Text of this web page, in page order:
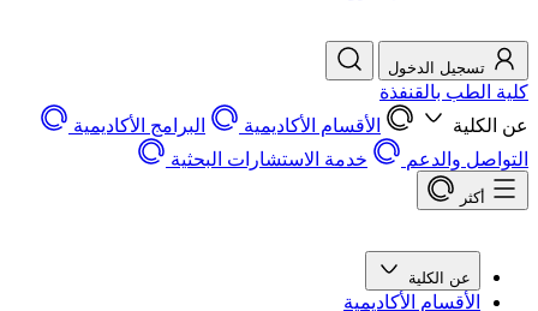
تسجيل الدخول
كلية الطب بالقنفذة
عن الكلية
الأقسام الأكاديمية
البرامج الأكاديمية
التواصل والدعم
خدمة الاستشارات البحثية
أكثر
عن الكلية
الأقسام الأكاديمية